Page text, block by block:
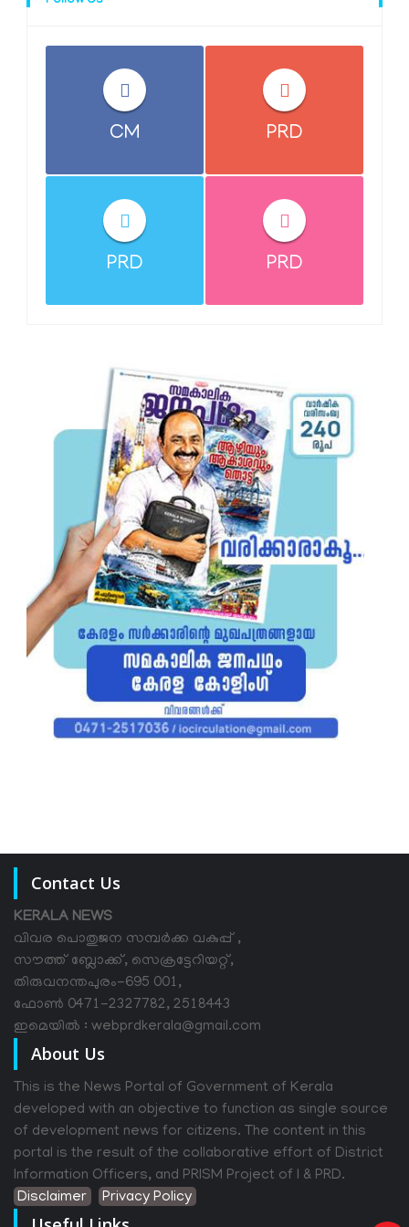
CM PRD
PRD PRD
Contact Us
KERALA NEWS
വിവര പൊതുജന സമ്പര്‍ക്ക വകുപ്പ് ,
സൗത്ത് ബ്ലോക്ക്, സെക്രട്ടേറിയറ്റ്,
തിരുവനന്തപുരം-695 001,
ഫോൺ 0471-2327782, 2518443
ഇമെയിൽ : webprdkerala@gmail.com
About Us
This is the News Portal of Government of Kerala
developed with an objective to function as single source
of development news for citizens. The content in this
portal is the result of the collaborative effort of District
Information Officers, and PRISM Project of I & PRD.
Disclaimer
Privacy Policy